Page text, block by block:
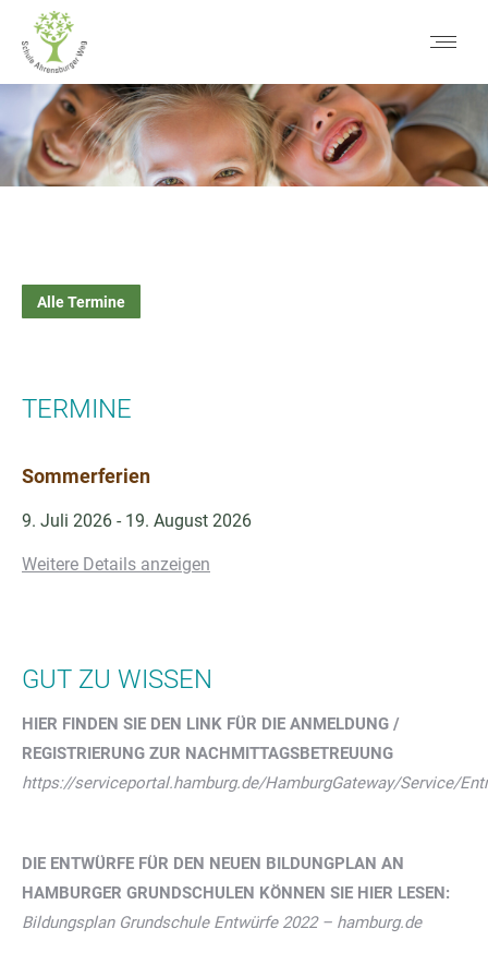
Alle Termine
TERMINE
Sommerferien
9. Juli 2026 - 19. August 2026
Weitere Details anzeigen
GUT ZU WISSEN
HIER FINDEN SIE DEN LINK FÜR DIE ANMELDUNG /
REGISTRIERUNG ZUR NACHMITTAGSBETREUUNG
https://serviceportal.hamburg.de/HamburgGateway/Service/
DIE ENTWÜRFE FÜR DEN NEUEN BILDUNGPLAN AN
HAMBURGER GRUNDSCHULEN KÖNNEN SIE HIER LESEN:
Bildungsplan Grundschule Entwürfe 2022 – hamburg.de